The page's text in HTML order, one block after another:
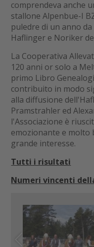
comprendeva anche
stallone Alpenbue-I
puledre di un anno
Haflinger e Noriker
La Cooperativa
120 anni or solo a
primo Libro
contribuito in modo
alla diffusione
Pramstrahler ed
l'Associazione è
emozionante e molto
grande interesse.
Tutti i risultati
Numeri vincenti